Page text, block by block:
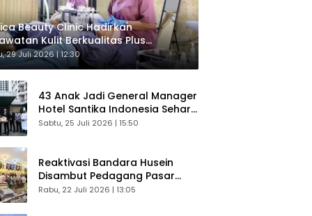
Beauty Clinic Hadirkan
Kulit Berkualitas Plus
Gratis
29 Juli 2026 | 12:30
43 Anak Jadi General Manager
Hotel Santika Indonesia Sehari
Sukses Digelar
Sabtu, 25 Juli 2026 | 15:50
Reaktivasi Bandara Husein
Disambut Pedagang Pasar
Baru, Diyakini Bangkitkan
Rabu, 22 Juli 2026 | 13:05